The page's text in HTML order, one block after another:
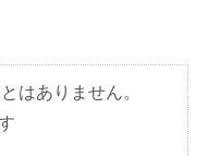
はありません。